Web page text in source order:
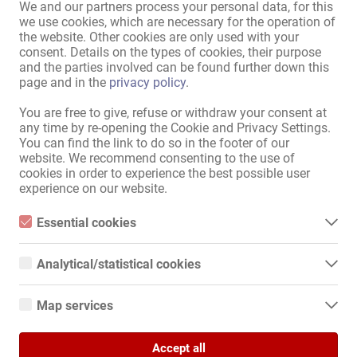
We and our partners process your personal data, for this
we use cookies, which are necessary for the operation of
the website. Other cookies are only used with your
consent. Details on the types of cookies, their purpose
and the parties involved can be found further down this
page and in the privacy policy.
You are free to give, refuse or withdraw your consent at
any time by re-opening the Cookie and Privacy Settings.
You can find the link to do so in the footer of our
website. We recommend consenting to the use of
cookies in order to experience the best possible user
experience on our website.
Essential cookies
Essential cookies are all cookies necessary for the operation of
function properly without these cookies.
Analytical/statistical cookies
Analytical or statistical cookies are cookies that are used to
They help website owners understand how visitors interact with
Map services
When you use Google Maps on our website, information about
Accept all
Sitemap
Home
Praca Erotycznych & Wynajem
Usługi / Specjaliści
Rynek
Newsy
Informacje
Dodaj ogłoszenie
Stopka redakcyjna
Polityka Prywatności
Banery
Międzynarodowy
Kollegin.at
Kollegin.ch